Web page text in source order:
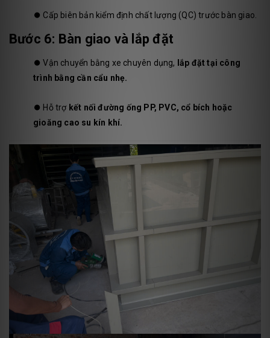
⏺️ Cấp biên bản kiểm định chất lượng (QC) trước bàn giao.
Bước 6: Bàn giao và lắp đặt
⏺️Vận chuyển bằng xe chuyên dụng, lắp đặt tại công
trình bằng cần cẩu nhẹ.
⏺️ Hỗ trợ kết nối đường ống PP, PVC, cổ bích hoặc
gioăng cao su kín khí.